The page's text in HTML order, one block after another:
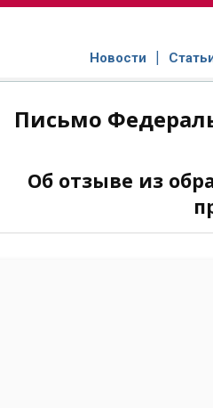
Новости
Письмо
Об отзыве из